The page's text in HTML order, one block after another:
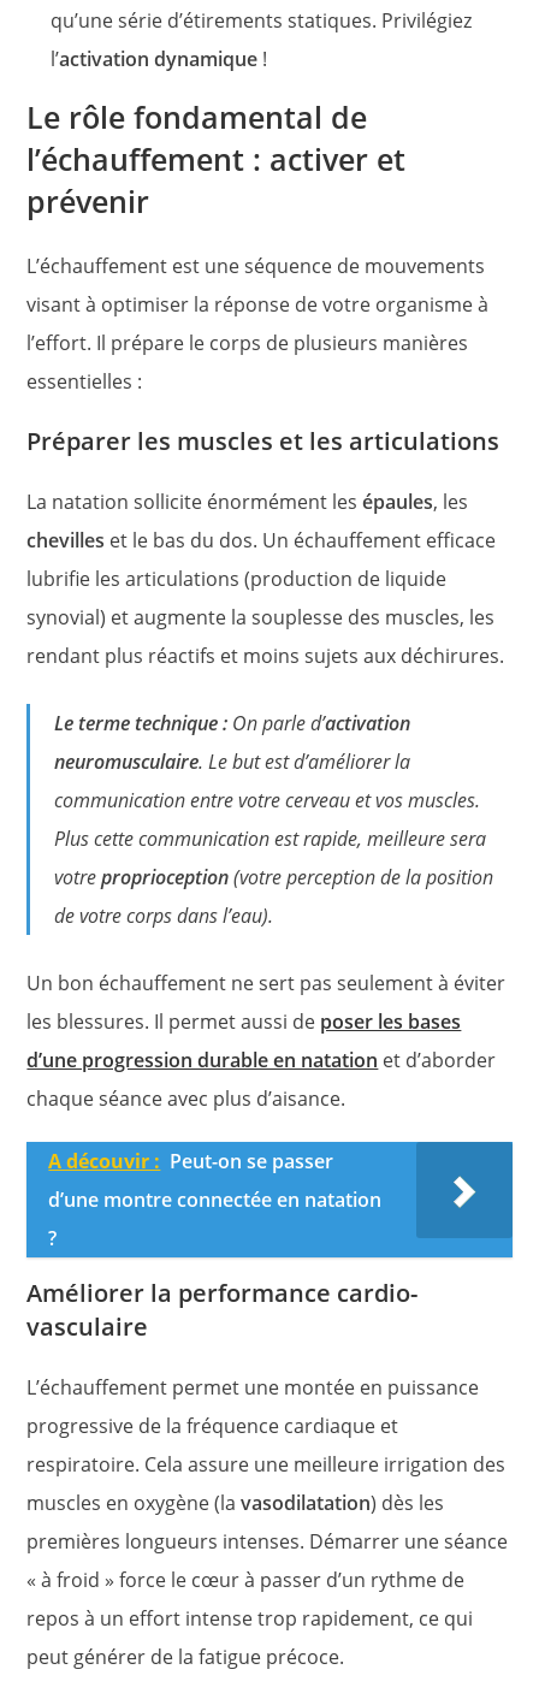
qu’une série d’étirements statiques. Privilégiez
l’activation dynamique !
Le rôle fondamental de
l’échauffement : activer et
prévenir
L’échauffement est une séquence de mouvements
visant à optimiser la réponse de votre organisme à
l’effort. Il prépare le corps de plusieurs manières
essentielles :
Préparer les muscles et les articulations
La natation sollicite énormément lesépaules, les
chevilles et le bas du dos. Un échauffement efficace
lubrifie les articulations (production de liquide
synovial) et augmente la souplesse des muscles, les
rendant plus réactifs et moins sujets aux déchirures.
Le terme technique : On parle d’activation
neuromusculaire. Le but est d’améliorer la
communication entre votre cerveau et vos muscles.
Plus cette communication est rapide, meilleure sera
votreproprioception(votre perception de la position
de votre corps dans l’eau).
Un bon échauffement ne sert pas seulement à éviter
les blessures. Il permet aussi de poser les bases
d’une progression durable en natation et d’aborder
chaque séance avec plus d’aisance.
A découvir : Peut-on se passer
d’une montre connectée en natation
?
Améliorer la performance cardio-
vasculaire
L’échauffement permet une montée en puissance
progressive de la fréquence cardiaque et
respiratoire. Cela assure une meilleure irrigation des
muscles en oxygène (lavasodilatation) dès les
premières longueurs intenses. Démarrer une séance
« à froid » force le cœur à passer d’un rythme de
repos à un effort intense trop rapidement, ce qui
peut générer de la fatigue précoce.